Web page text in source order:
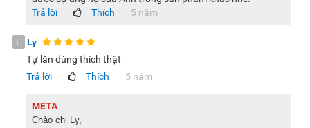
đồng.
Hình ảnh tem dán bảo hiểm trên sản phẩm bồn massage
Lưu ý:Hình ảnh sản phẩm chỉ có tính chất minh họa, chi tiết
sản phẩm, màu sắc có thể thay đổi tùy theo sản phẩm thực
Trả lời
Thích 5 năm
L Ly
Tự lăn dùng thích thật
Trả lời
Thích 5 năm
META
Chào chị Ly,